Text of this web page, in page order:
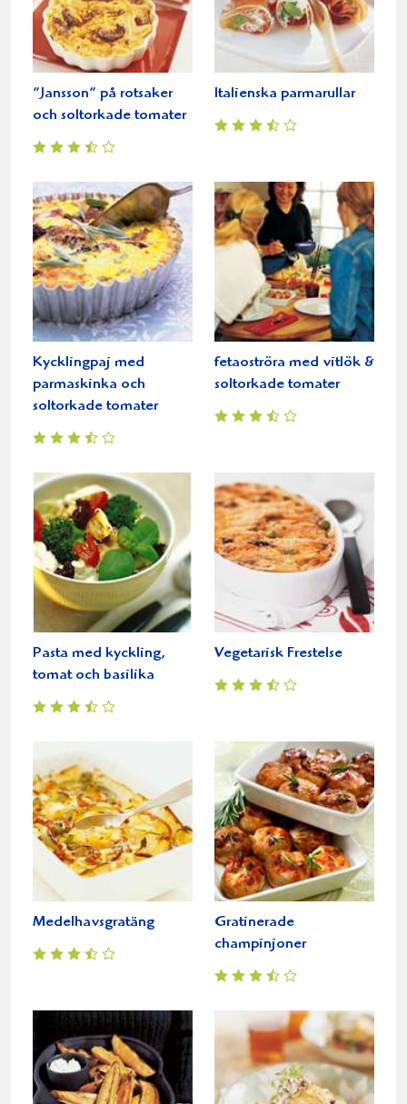
”Jansson” på rotsaker
och soltorkade tomater
Italienska parmarullar
Kycklingpaj med
parmaskinka och
soltorkade tomater
fetaoströra med vitlök &
soltorkade tomater
Pasta med kyckling,
tomat och basilika
Vegetarisk Frestelse
Medelhavsgratäng
Gratinerade
champinjoner